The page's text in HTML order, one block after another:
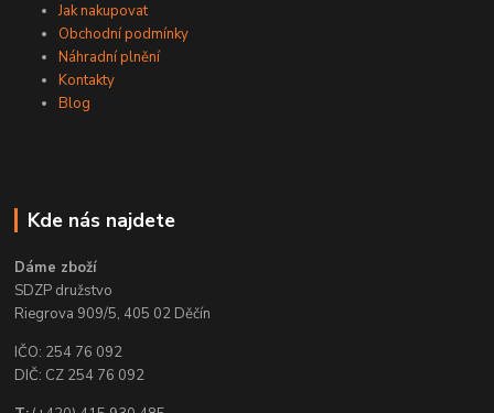
Jak nakupovat
Obchodní podmínky
Náhradní plnění
Kontakty
Blog
Kde nás najdete
Dáme zboží
SDZP družstvo
Riegrova 909/5, 405 02 Děčín
IČO: 254 76 092
DIČ: CZ 254 76 092